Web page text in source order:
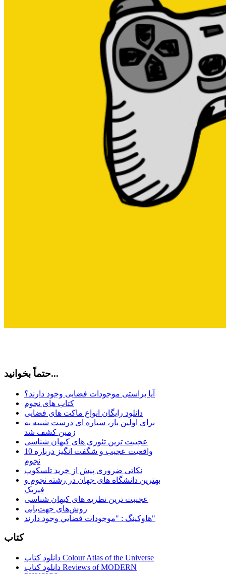
حتماً بخوانید...
آیا براستی موجودات فضایی وجود دارند؟
کتاب های نجوم
دانلود رایگان انواع ماکت های فضایی
برای اولین بار، سیاره ای درست شبیه به
زمین کشف شد
عجیبت ترین تئوری های کیهان شناسی
10 واقعیت عجیب و شگفت انگیز درباره
نجوم
نکاتی ضروری پیش از خرید تلسکوپ
بهترین دانشگاه های جهان در رشته نجوم و
فیزیک
عجیبت ترین نظریه های کیهان شناسی
روش‌های جهت‌یابی
هاوكينگ : "موجودات فضايي وجود دارند"
کتاب
دانلود کتاب Colour Atlas of the Universe
دانلود کتاب Reviews of MODERN